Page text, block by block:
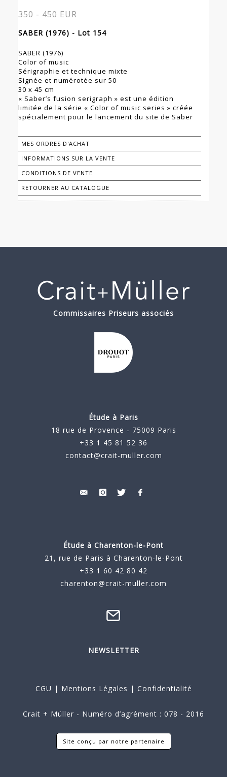
350 - 450 EUR
SABER (1976) - Lot 154
SABER (1976)
Color of music
Sérigraphie et technique mixte
Signée et numérotée sur 50
30 x 45 cm
« Saber’s fusion serigraph » est une édition
limitée de la série « Color of music series » créée
spécialement pour le lancement du site de Saber
MES ORDRES D'ACHAT
INFORMATIONS SUR LA VENTE
CONDITIONS DE VENTE
RETOURNER AU CATALOGUE
Commissaires Priseurs associés
Étude à Paris
18 rue de Provence - 75009 Paris
+33 1 45 81 52 36
contact@crait-muller.com
Étude à Charenton-le-Pont
21, rue de Paris à Charenton-le-Pont
+33 1 60 42 80 42
charenton@crait-muller.com
NEWSLETTER
CGU | Mentions Légales | Confidentialité
Crait + Müller - Numéro d’agrément : 078 - 2016
Site conçu par notre partenaire